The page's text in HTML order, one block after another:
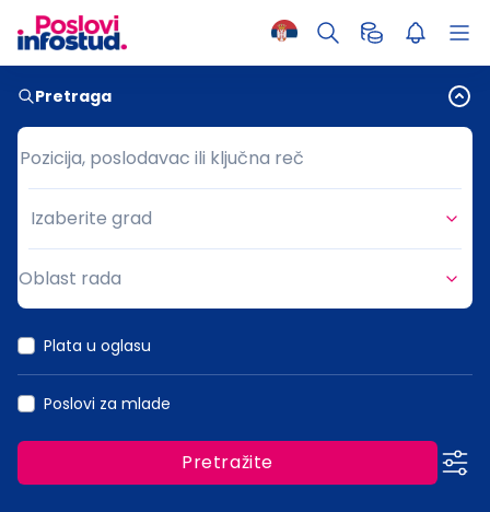
Pretraga
Pozicija, poslodavac ili ključna reč
Pozicija, poslodavac ili ključna reč
Grad
Izaberite grad
Oblast rada
Plata u oglasu
Poslovi za mlade
Pretražite